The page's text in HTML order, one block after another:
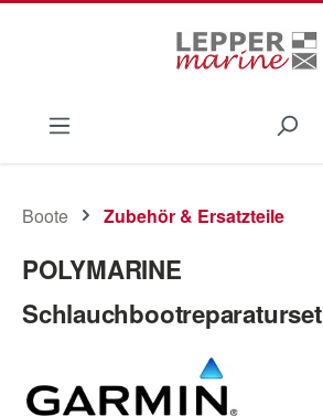
Boote Zubehör & Ersatzteile
POLYMARINE